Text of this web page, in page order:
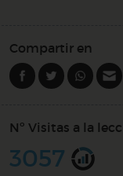
Compartir en
Nº Visitas a la
3057